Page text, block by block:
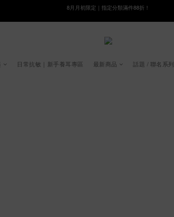
8月月初限定｜指定分類滿件88折！
線在，好事發生｜祈願新品 第2件享9折
日常抗敏｜新手養耳專區 最新商品 話題 / 聯名系列